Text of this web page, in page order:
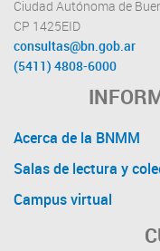
Ciudad Autónoma de
CP 1425EID
consultas@bn.gob.ar
(5411) 4808-6000
Acerca de la BNMM
Salas de lectura y
Campus virtual